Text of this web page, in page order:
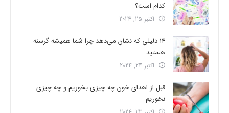
کدام است؟
اکتبر 25, 2024
14 دلیلی که نشان می‌دهد چرا شما همیشه گرسنه
هستید
اکتبر 24, 2024
قبل از اهدای خون چه چیزی بخوریم و چه چیزی
نخوریم